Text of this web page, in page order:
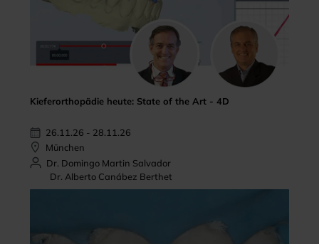
Kieferorthopädie heute: State of the Art - 4D
26.11.26 - 28.11.26
München
Dr. Domingo Martin Salvador
Dr. Alberto Canábez Berthet